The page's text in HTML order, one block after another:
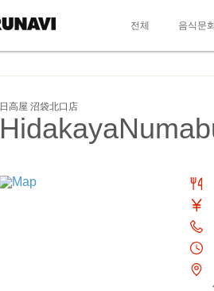
전체 음식문
日高屋 沼袋北口店